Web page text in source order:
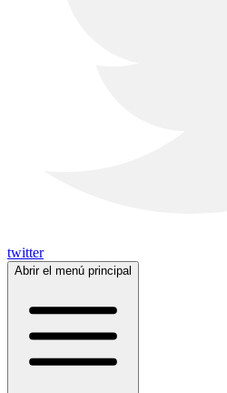
twitter
Abrir el menú principal